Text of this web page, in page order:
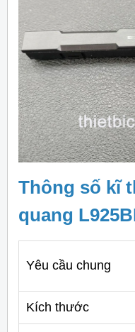
Thông số kĩ
quang
Yêu cầu chung
Kích thước